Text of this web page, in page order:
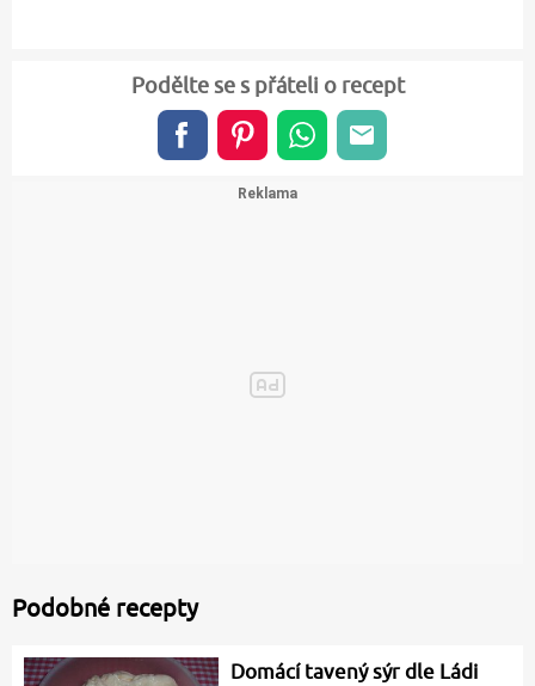
Podělte se s přáteli o recept
Podobné recepty
Domácí tavený sýr dle Ládi